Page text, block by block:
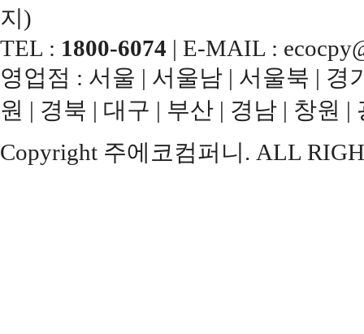
지)
TEL : 1800-6074 | E-MAIL :
영업점 : 서울 | 서울남 | 서울북 | 경
원 | 경북 | 대구 | 부산 | 경남 | 창원 |
Copyright 주에코컴퍼니. ALL